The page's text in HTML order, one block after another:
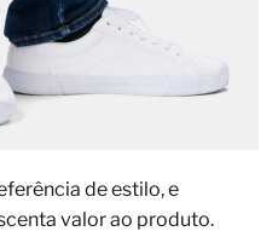
de estilo, e
valor ao produto.